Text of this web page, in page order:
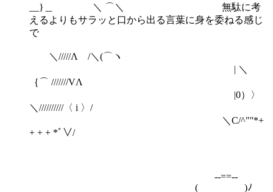
__}＿ ＼ ⌒＼ 無駄に考
えるよりもサラッと口から出る言葉に身を委ねる感じ
で
＼/////Λ /＼(⌒ヽ
| ＼
｛⌒ ///////VΛ
|0）〉
＼//////////〈 i 〉/
＼C/^"''*+
+ + + *ﾞ∨/
-‐==‐-
( )ﾉ